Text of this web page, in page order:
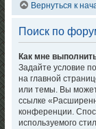
Вернуться к
Поиск по
Как мне
Задайте условие
на главной
или темы. Вы
ссылке
конференции.
используемого